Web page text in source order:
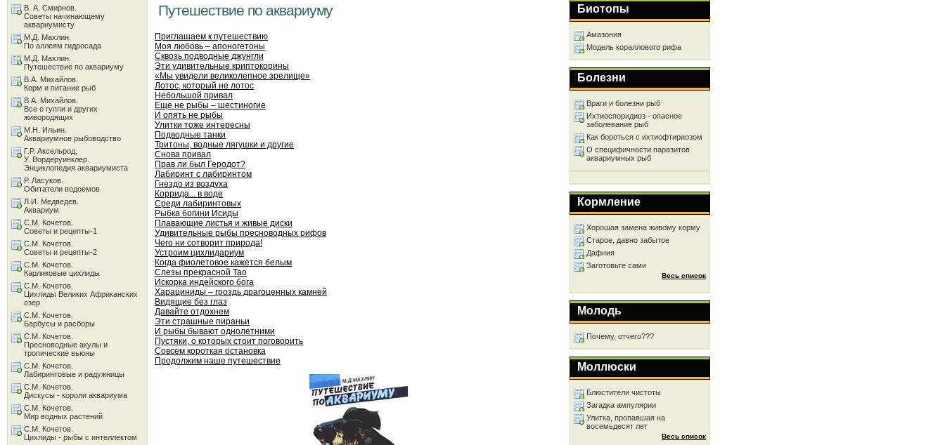
Путешествие по аквариуму
Приглашаем к путешествию
Моя любовь – апоногетоны
Сквозь подводные джунгли
Эти удивительные криптокорины
«Мы увидели великолепное зрелище»
Лотос, который не лотос
Небольшой привал
Еще не рыбы – шестиногие
И опять не рыбы
Улитки тоже интересны
Подводные танки
Тритоны, водные лягушки и другие
Снова привал
Прав ли был Геродот?
Лабиринт с лабиринтом
Гнездо из воздуха
Коррида... в воде
Среди лабиринтовых
Рыбка богини Исиды
Плавающие листья и живые диски
Удивительные рыбы пресноводных рифов
Чего ни сотворит природа!
Устроим цихлидариум
Когда фиолетовое кажется белым
Слезы прекрасной Тао
Искорка индейского бога
Харациниды – гроздь драгоценных камней
Видящие без глаз
Давайте отдохнем
Эти страшные пираньи
И рыбы бывают однолетними
Пустяки, о которых стоит поговорить
Совсем короткая остановка
Продолжим наше путешествие
Биотопы
Амазония
Модель кораллового рифа
Болезни
Враги и болезни рыб
Ихтиоспоридиоз - опасное
заболевание рыб
Как бороться с ихтиофтириозом
О специфичности паразитов
аквариумных рыб
Кормление
Хорошая замена живому корму
Старое, давно забытое
Дафния
Заготовьте сами
Весь список
Молодь
Почему, отчего???
Моллюски
Блюстители чистоты
Загадка ампулярии
Улитка, пропавшая на
восемьдесят лет
Весь список
В. А. Смирнов.
Советы начинающему
аквариумисту
М.Д. Махлин.
По аллеям гидросада
М.Д. Махлин.
Путешествие по аквариуму
В.А. Михайлов.
Корм и питание рыб
В.А. Михайлов.
Все о гуппи и других
живородящих
М.Н. Ильин.
Аквариумное рыбоводство
Г.Р. Аксельрод,
У. Вордеруинклер.
Энциклопедия аквариумиста
Р. Ласуков.
Обитатели водоемов
Л.И. Медведев.
Аквариум
С.М. Кочетов.
Советы и рецепты-1
С.М. Кочетов.
Советы и рецепты-2
С.М. Кочетов.
Карликовые цихлиды
С.М. Кочетов.
Цихлиды Великих Африканских
озер
С.М. Кочетов.
Барбусы и расборы
С.М. Кочетов.
Пресноводные акулы и
тропические вьюны
С.М. Кочетов.
Лабиринтовые и радужницы
С.М. Кочетов.
Дискусы - короли аквариума
С.М. Кочетов.
Мир водных растений
С.М. Кочетов.
Цихлиды - рыбы с интеллектом